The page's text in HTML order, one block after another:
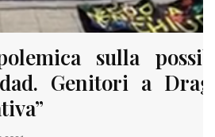
sulla
Genitori a